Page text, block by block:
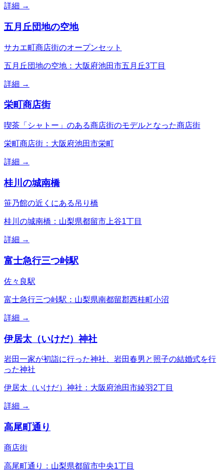
詳細 →
五月丘団地の空地
サカエ町商店街のオープンセット
五月丘団地の空地：大阪府池田市五月丘3丁目
詳細 →
栄町商店街
喫茶「シャトー」のある商店街のモデルとなった商店街
栄町商店街：大阪府池田市栄町
詳細 →
桂川の城南橋
笹乃館の近くにある吊り橋
桂川の城南橋：山梨県都留市上谷1丁目
詳細 →
富士急行三つ峠駅
佐々良駅
富士急行三つ峠駅：山梨県南都留郡西桂町小沼
詳細 →
伊居太（いけだ）神社
岩田一家が初詣に行った神社、岩田春男と照子の結婚式を行
った神社
伊居太（いけだ）神社：大阪府池田市綾羽2丁目
詳細 →
高尾町通り
商店街
高尾町通り：山梨県都留市中央1丁目